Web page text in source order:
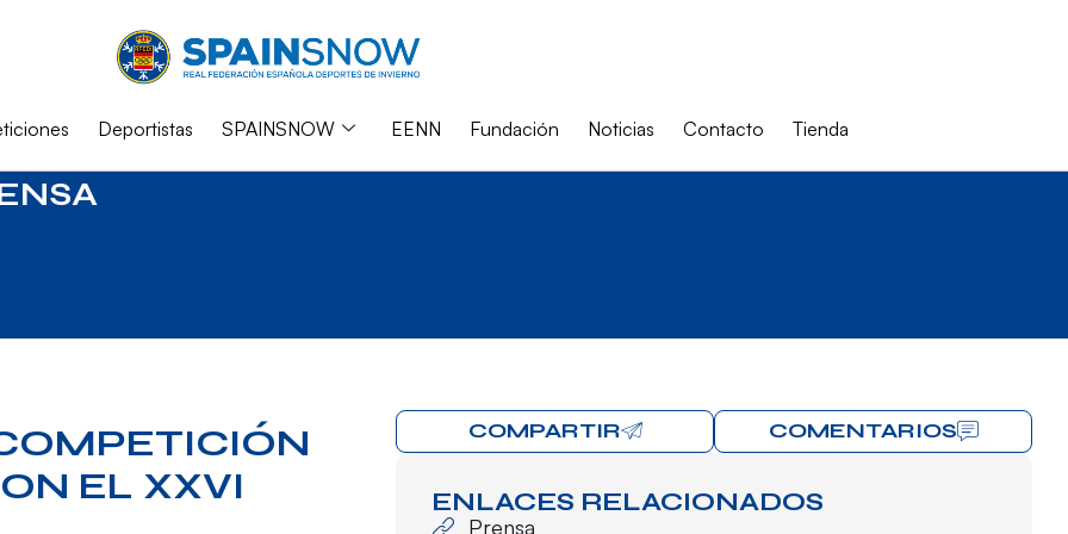
Deportistas SPAINSNOW EENN Fundación Noticias Contacto Tienda
EL XXVI
COMPARTIR COMENTARIOS
ENLACES RELACIONADOS
Prensa